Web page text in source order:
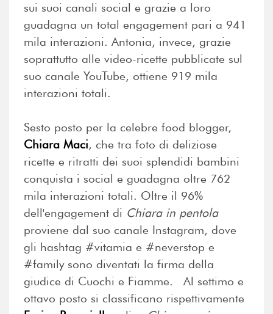
sui suoi canali social e grazie a loro
guadagna un total engagement pari a 941
mila interazioni. Antonia, invece, grazie
soprattutto alle video-ricette pubblicate sul
suo canale YouTube, ottiene 919 mila
interazioni totali.
Sesto posto per la celebre food blogger,
Chiara Maci, che tra foto di deliziose
ricette e ritratti dei suoi splendidi bambini
conquista i social e guadagna oltre 762
mila interazioni totali. Oltre il 96%
dell'engagement di Chiara in pentola
proviene dal suo canale Instagram, dove
gli hashtag #vitamia e #neverstop e
#family sono diventati la firma della
giudice di Cuochi e Fiamme. Al settimo e
ottavo posto si classificano rispettivamente